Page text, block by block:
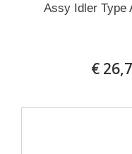
Assy Idler Type
€